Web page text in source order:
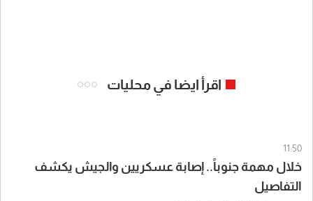
اقرأ ايضا في محليات
11:50
خلال مهمة جنوباً.. إصابة عسكريين والجيش يكشف
التفاصيل